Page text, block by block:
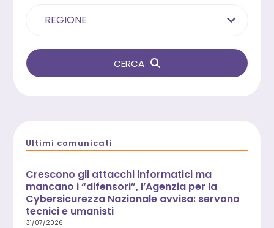
REGIONE
CERCA
Ultimi comunicati
Crescono gli attacchi informatici ma
mancano i “difensori”, l’Agenzia per la
Cybersicurezza Nazionale avvisa: servono
tecnici e umanisti
31/07/2026